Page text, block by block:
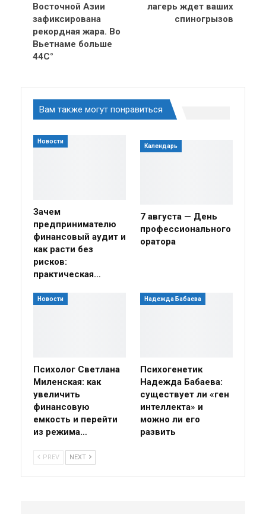
Восточной Азии
зафиксирована
рекордная жара. Во
Вьетнаме больше
44С°
лагерь ждет ваших
спиногрызов
Вам также могут понравиться
Новости
Зачем
предпринимателю
финансовый аудит и
как расти без
рисков:
практическая…
Календарь
7 августа — День
профессионального
оратора
Новости
Психолог Светлана
Миленская: как
увеличить
финансовую
емкость и перейти
из режима…
Надежда Бабаева
Психогенетик
Надежда Бабаева:
существует ли «ген
интеллекта» и
можно ли его
развить
PREV NEXT